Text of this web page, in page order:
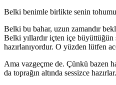
Belki benimle birlikte senin
Belki bu bahar, uzun zamandır
Belki yıllardır içten içe
hazırlanıyordur. O yüzden lütfen
Ama vazgeçme de. Çünkü bazen
da toprağın altında sessizce hazırlar.